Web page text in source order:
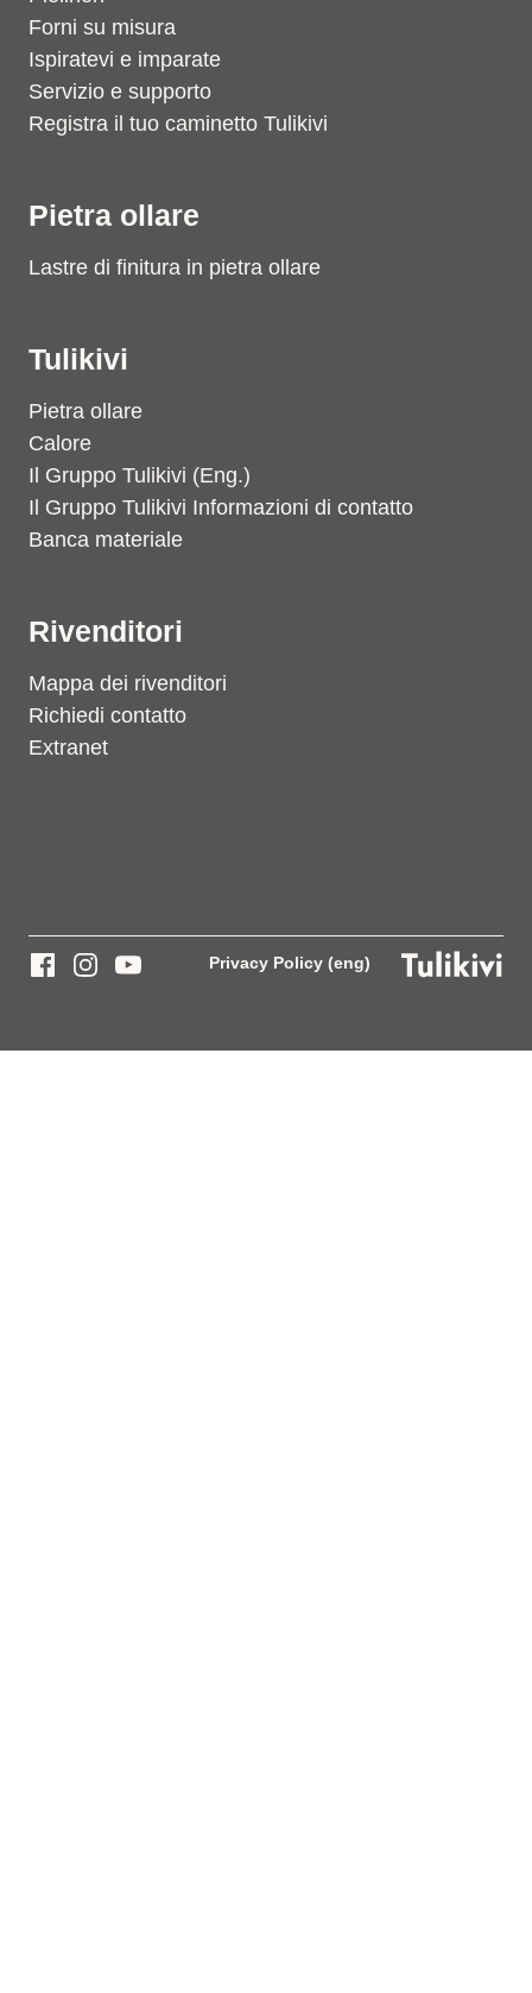
Forni su misura
Ispiratevi e imparate
Servizio e supporto
Registra il tuo caminetto Tulikivi
Pietra ollare
Lastre di finitura in pietra ollare
Tulikivi
Pietra ollare
Calore
Il Gruppo Tulikivi (Eng.)
Il Gruppo Tulikivi Informazioni di contatto
Banca materiale
Rivenditori
Mappa dei rivenditori
Richiedi contatto
Extranet
Privacy Policy (eng)